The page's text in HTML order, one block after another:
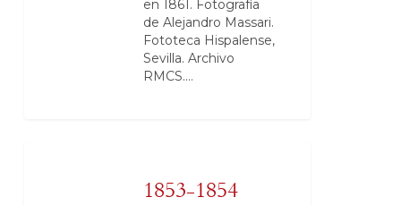
en 1861. Fotografía
de Alejandro Massari.
Fototeca Hispalense,
Sevilla. Archivo
RMCS.…
1853-1854